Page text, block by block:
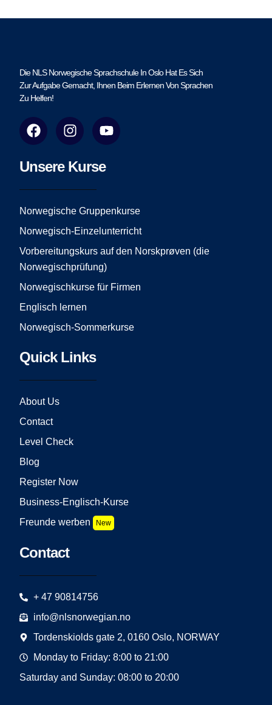
Die NLS Norwegische Sprachschule In Oslo Hat Es Sich
Zur Aufgabe Gemacht, Ihnen Beim Erlernen Von Sprachen
Zu Helfen!
F
a
e
o
o
I
n
t
g
r
m
Y
o
t
e
Unsere Kurse
Norwegische Gruppenkurse
Norwegisch-Einzelunterricht
Vorbereitungskurs auf den Norskprøven (die
Norwegischprüfung)
Norwegischkurse für Firmen
Englisch lernen
Norwegisch-Sommerkurse
Quick Links
About Us
Contact
Level Check
Blog
Register Now
Business-Englisch-Kurse
Freunde werben
New
Contact
+ 47 90814756
info@nlsnorwegian.no
Tordenskiolds gate 2, 0160 Oslo, NORWAY
Monday to Friday: 8:00 to 21:00
Saturday and Sunday: 08:00 to 20:00